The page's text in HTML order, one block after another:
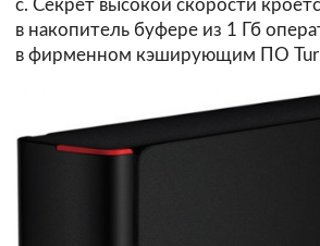
с. Секрет высокой скорости
в накопитель буфере из 1 Гб
в фирменном кэширующим ПО